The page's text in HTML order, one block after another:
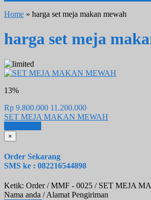
Home » harga set meja makan mewah
harga set meja
13%
Rp 9.800.000 11.200.000
SET MEJA MAKAN MEWAH
×
Order Sekarang
SMS ke : 082216544898
Ketik: Order / MMF - 0025 / SET MEJA
Nama anda / Alamat Pengiriman